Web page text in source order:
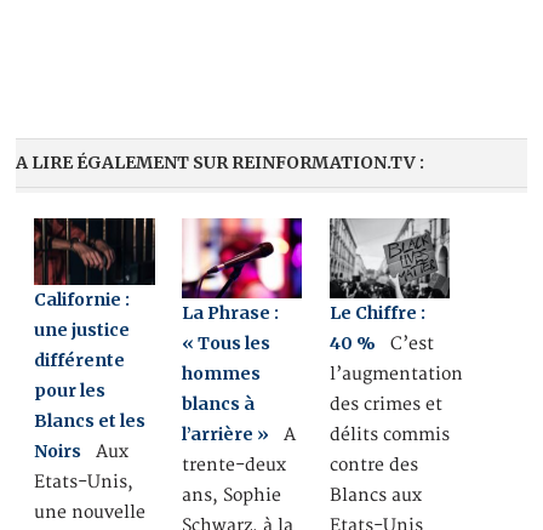
A LIRE ÉGALEMENT SUR REINFORMATION.TV :
Californie :
une justice
différente
pour les
Blancs et les
Noirs Aux
Etats-Unis,
une nouvelle
La Phrase :
« Tous les
hommes
blancs à
l’arrière » A
trente-deux
ans, Sophie
Schwarz, à la
Le Chiffre :
40 % C’est
l’augmentation
des crimes et
délits commis
contre des
Blancs aux
Etats-Unis